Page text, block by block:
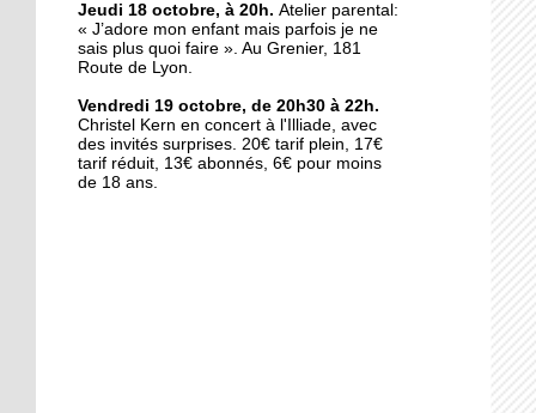
Coupe de France : Illkirch
triomphe en
prolongations
16 octobre 2018
Le souvenir de 14-18
ravivé par les lycéens
Jeudi 18 octobre, à 20h. Atelier parental:
« J’adore mon enfant mais parfois je ne
sais plus quoi faire ». Au Grenier, 181
Route de Lyon.
Vendredi 19 octobre, de 20h30 à 22h.
Christel Kern en concert à l'Illiade, avec
des invités surprises. 20€ tarif plein, 17€
tarif réduit, 13€ abonnés, 6€ pour moins
de 18 ans.